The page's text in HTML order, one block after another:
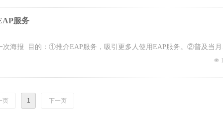
服务
报 目的：①推介EAP服务，吸引更多人使用EAP服务。②普及当月
넶
页 1 下一页